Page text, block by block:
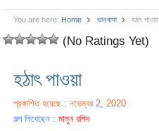
You are here: Home ভালবাসা হঠাৎ পাওয়া
(No Ratings Yet)
হঠাৎ পাওয়া
প্রকাশিত হয়েছে : নভেম্বর 2, 2020
গল্প লিখেছেন :মামুন রশিদ